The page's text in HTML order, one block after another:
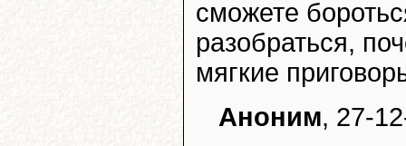
сможете
разобраться,
мягкие
Аноним, 27-